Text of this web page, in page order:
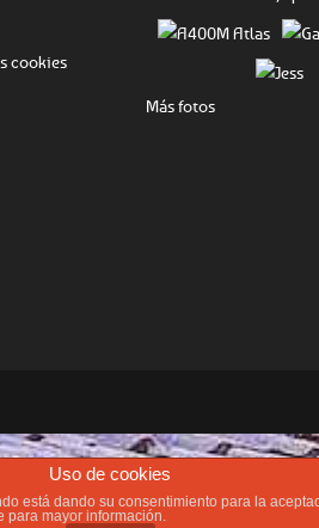
cookies
Más fotos
Uso de cookies
está dando su consentimiento para la
para mayor información.